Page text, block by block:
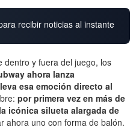
recibir noticias al instante
dentro y fuera del juego, los
ahora lanza
esa emoción directo al
por primera vez en más de
icónica silueta alargada de
ahora uno con forma de balón.